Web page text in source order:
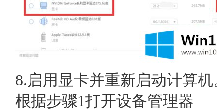
8.启用显卡并重新启动计算机
根据步骤1打开设备管理器